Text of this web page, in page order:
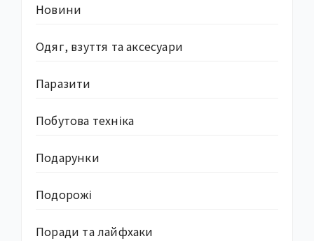
Новини
Одяг, взуття та аксесуари
Паразити
Побутова техніка
Подарунки
Подорожі
Поради та лайфхаки